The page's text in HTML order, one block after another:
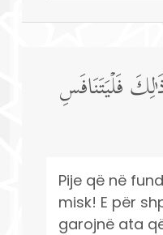
فَلۡیَتَنَافَسِ
Pije që në
misk! E për
garojnë ata